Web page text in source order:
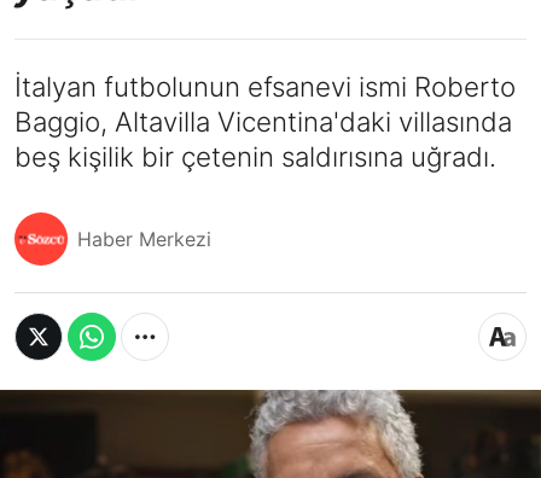
İtalyan futbolunun efsanevi ismi Roberto
Baggio, Altavilla Vicentina'daki villasında
beş kişilik bir çetenin saldırısına uğradı.
Haber Merkezi